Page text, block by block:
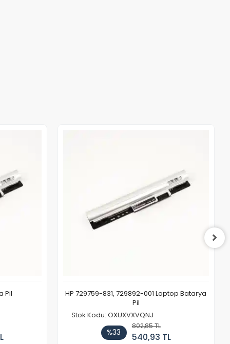
Pil
HP 729759-831, 729892-001 Laptop Batarya
Pil
Stok Kodu: OXUXVXVQNJ
%33
802,85 TL
540,93 TL